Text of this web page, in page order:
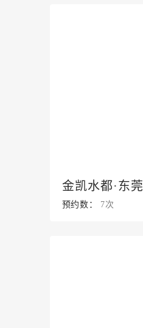
金凯水都·东莞
预约数： 7次